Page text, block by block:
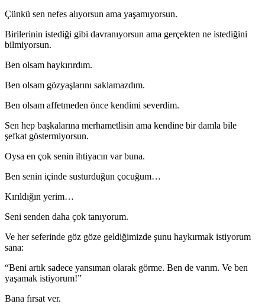
Çünkü sen nefes alıyorsun ama yaşamıyorsun.
Birilerinin istediği gibi davranıyorsun ama gerçekten ne istediğini
bilmiyorsun.
Ben olsam haykırırdım.
Ben olsam gözyaşlarını saklamazdım.
Ben olsam affetmeden önce kendimi severdim.
Sen hep başkalarına merhametlisin ama kendine bir damla bile
şefkat göstermiyorsun.
Oysa en çok senin ihtiyacın var buna.
Ben senin içinde susturduğun çocuğum…
Kırıldığın yerim…
Seni senden daha çok tanıyorum.
Ve her seferinde göz göze geldiğimizde şunu haykırmak istiyorum
sana:
“Beni artık sadece yansıman olarak görme. Ben de varım. Ve ben
yaşamak istiyorum!”
Bana fırsat ver.